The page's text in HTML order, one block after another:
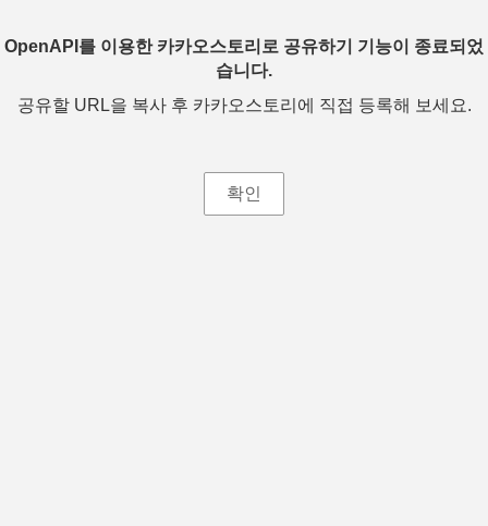
OpenAPI를 이용한 카카오스토리로 공유하기 기능이 종료되었
습니다.
공유할 URL을 복사 후 카카오스토리에 직접 등록해 보세요.
확인